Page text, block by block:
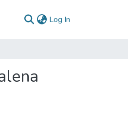
Log In